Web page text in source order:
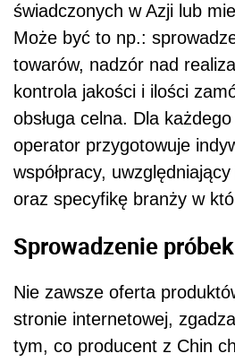
świadczonych w Azji lub
Może być to np.:
towarów, nadzór nad
kontrola jakości i ilości
obsługa celna. Dla
operator przygotowuje
współpracy,
oraz specyfikę branży w
Sprowadzenie
Nie zawsze oferta
stronie internetowej,
tym, co producent z Chin